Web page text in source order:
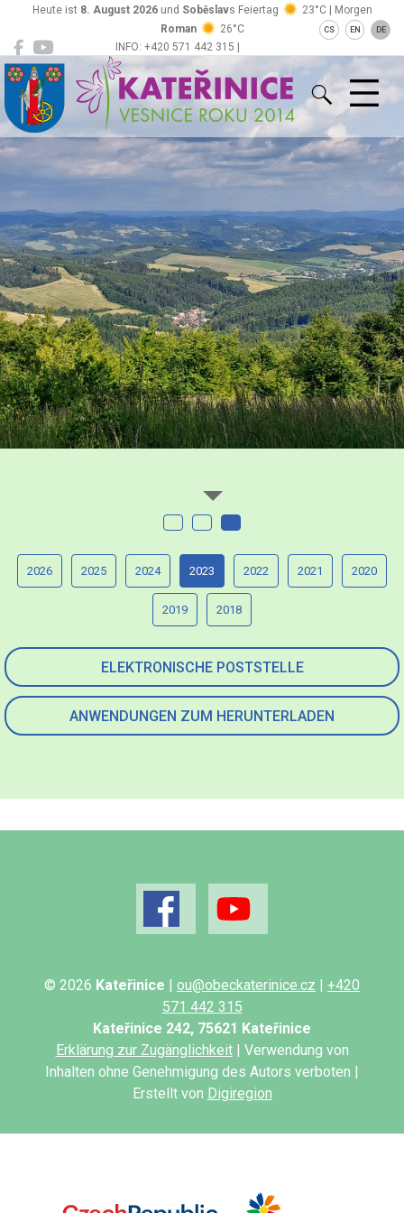
INFO: +420 571 442 315 |
ou@obeckaterinice.cz
Heute ist 8. August 2026und Soběslavs Feiertag
23°C | Morgen
Roman
26°C CS EN DE
Kateřinice
ELEKTRONISCHE POSTSTELLE
ANWENDUNGEN ZUM HERUNTERLADEN
2026 2025 2024 2023 2022 2021 2020
2019 2018
© 2026 Kateřinice | ou@obeckaterinice.cz | +420
571 442 315
Kateřinice 242, 75621 Kateřinice
Erklärung zur Zugänglichkeit| Verwendung von
Inhalten ohne Genehmigung des Autors verboten |
Erstellt von Digiregion